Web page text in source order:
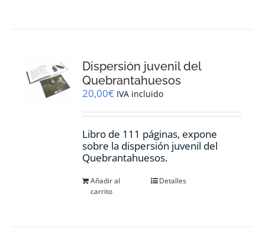
Dispersión juvenil del
Quebrantahuesos
20,00€ IVA incluido
Libro de 111 páginas, expone
sobre la dispersión juvenil del
Quebrantahuesos.
Añadir al
carrito
Detalles